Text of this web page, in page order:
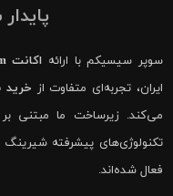
سوپر سیسیکم با ارائه اکانت CCcam پایدار
ایران، تجربه‌ای متفاوت از
می‌کند. زیرساخت ما مبتنی بر
تکنولوژی‌های پیشرفته
فعال شده‌اند.